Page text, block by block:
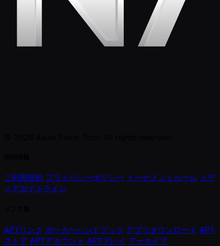
ご利用規約 プライバシーポリシー トーナメントルール メデ
ィアガイドライン
APTリンク ポーカーハンドブック アプリダウンロード APT
ストア APTアカウント APTプレイ アーカイブ